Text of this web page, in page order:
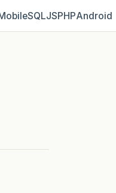
SQLJSPHPAndroid